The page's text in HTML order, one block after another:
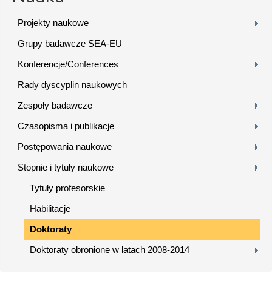
Projekty naukowe
Grupy badawcze SEA-EU
Konferencje/Conferences
Rady dyscyplin naukowych
Zespoły badawcze
Czasopisma i publikacje
Postępowania naukowe
Stopnie i tytuły naukowe
Tytuły profesorskie
Habilitacje
Doktoraty
Doktoraty obronione w latach 2008-2014